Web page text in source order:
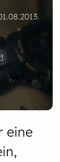
.
eine